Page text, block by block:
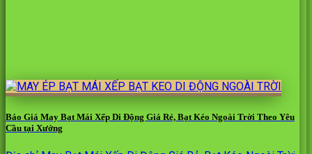
Báo Giá May Bạt Mái Xếp Di Động Giá Rẻ, Bạt Kéo Ngoài Trời Theo Yêu
Cầu tại Xưởng